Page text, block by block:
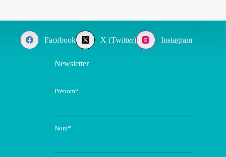
Facebook X (Twitter) Instagram
Newsletter
Prénom*
Nom*